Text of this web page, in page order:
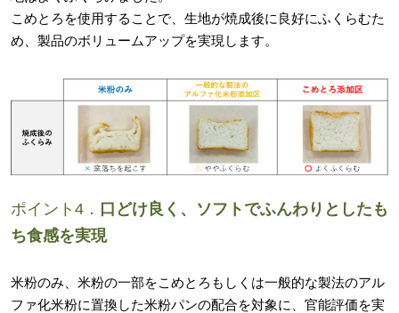
こめとろを使用することで、生地が焼成後に良好にふくらむた
め、製品のボリュームアップを実現します。
ポイント4． 口どけ良く、ソフトでふんわりとしたも
ち食感を実現
米粉のみ、米粉の一部をこめとろもしくは一般的な製法のアル
ファ化米粉に置換した米粉パンの配合を対象に、官能評価を実